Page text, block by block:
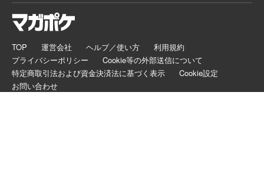
TOP 運営会社 ヘルプ／使い方
利用規約
プライバシーポリシー
Cookie等の外部送信について
特定商取引法および資金決済法に基づく表示
Cookie設定
お問い合わせ